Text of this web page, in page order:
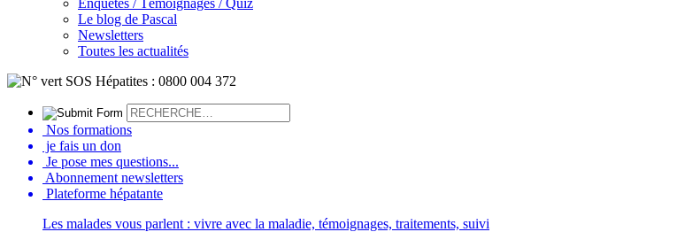
Enquêtes / Témoignages / Quiz
Le blog de Pascal
Newsletters
Toutes les actualités
Nos formations
je fais un don
Je pose mes questions...
Abonnement newsletters
Plateforme hépatante
Les malades vous parlent : vivre avec la maladie, témoignages, traitements, suivi